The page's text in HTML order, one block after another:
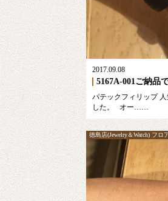
2017.09.08
5167A-001ご納品
パテックフィリップ
した。 オー……
徳島店(Jewelry＆Watch) フロ